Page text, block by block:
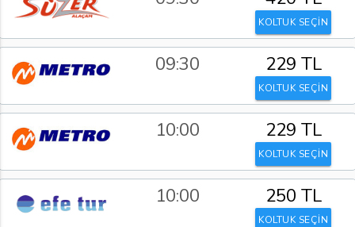
KOLTUK SEÇİN
09:30 229 TL
KOLTUK SEÇİN
10:00 229 TL
KOLTUK SEÇİN
10:00 250 TL
KOLTUK SEÇİN